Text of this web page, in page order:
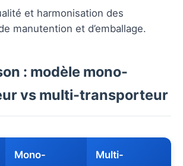
et harmonisation des
manutention et d’emballage.
: modèle mono-
vs multi-transporteur
Mono-
Multi-